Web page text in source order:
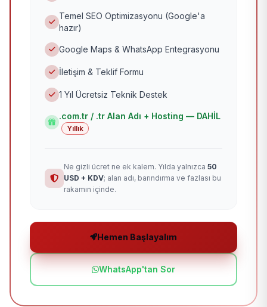
Temel SEO Optimizasyonu (Google'a
hazır)
Google Maps & WhatsApp Entegrasyonu
İletişim & Teklif Formu
1 Yıl Ücretsiz Teknik Destek
.com.tr / .tr Alan Adı + Hosting — DAHİL
Yıllık
Ne gizli ücret ne ek kalem. Yılda yalnızca 50
USD + KDV; alan adı, barındırma ve fazlası bu
rakamın içinde.
Hemen Başlayalım
WhatsApp'tan Sor